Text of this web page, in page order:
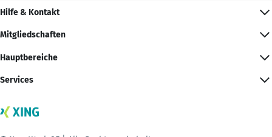
Hilfe & Kontakt
Mitgliedschaften
Hauptbereiche
Services